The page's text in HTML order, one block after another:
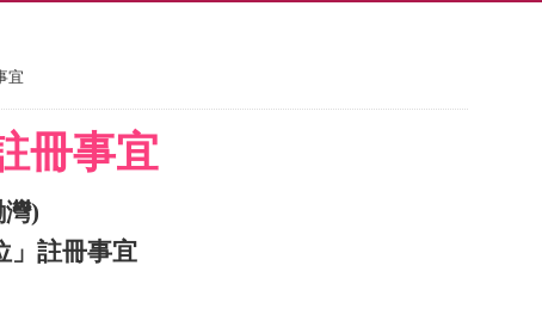
宜
冊事宜
灣)
」註冊事宜